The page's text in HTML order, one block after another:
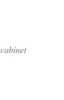
cabinet